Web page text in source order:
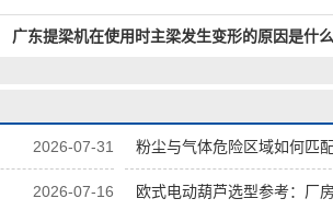
广东提梁机在使用时主梁发生变形的原因是什么
2026-07-31 粉尘与气体危险区域如何匹
2026-07-16 欧式电动葫芦选型参考：厂